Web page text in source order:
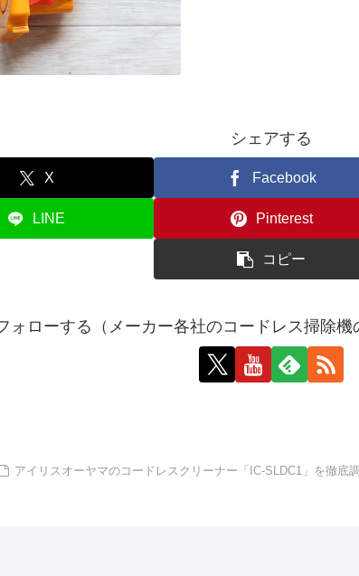
シェアする
X Facebook
LINE Pinterest
コピー
ォローする（メーカー各社のコードレス掃除機
アイリスオーヤマのコードレスクリーナー「IC-SLDC1」を徹底